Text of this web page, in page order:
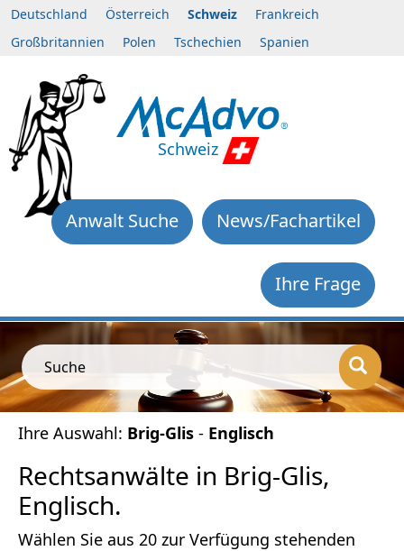
Deutschland Österreich Schweiz
Frankreich
Großbritannien
Polen Tschechien Spanien
Schweiz
News/Fachartikel
Anwalt Suche
Ihre Frage
Suche
Ihre Auswahl: Brig-Glis - Englisch
Rechtsanwälte in Brig-Glis,
Englisch.
Wählen Sie aus 20 zur Verfügung stehenden